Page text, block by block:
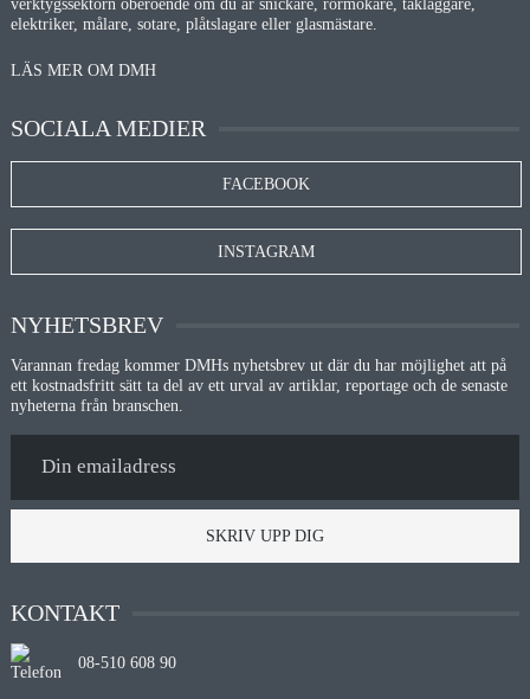
verktygssektorn oberoende om du är snickare, rörmokare, takläggare,
elektriker, målare, sotare, plåtslagare eller glasmästare.
LÄS MER OM DMH
SOCIALA MEDIER
FACEBOOK
INSTAGRAM
NYHETSBREV
Varannan fredag kommer DMHs nyhetsbrev ut där du har möjlighet att på
ett kostnadsfritt sätt ta del av ett urval av artiklar, reportage och de senaste
nyheterna från branschen.
SKRIV UPP DIG
KONTAKT
08-510 608 90